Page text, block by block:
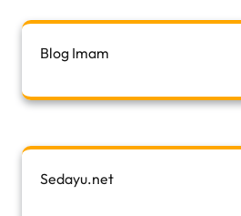
Blog Imam
Sedayu.net